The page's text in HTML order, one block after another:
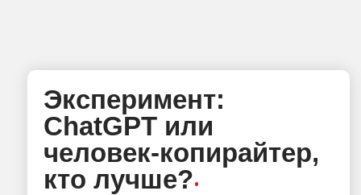
Эксперимент:
ChatGPT или
человек-копирайтер,
кто лучше?.